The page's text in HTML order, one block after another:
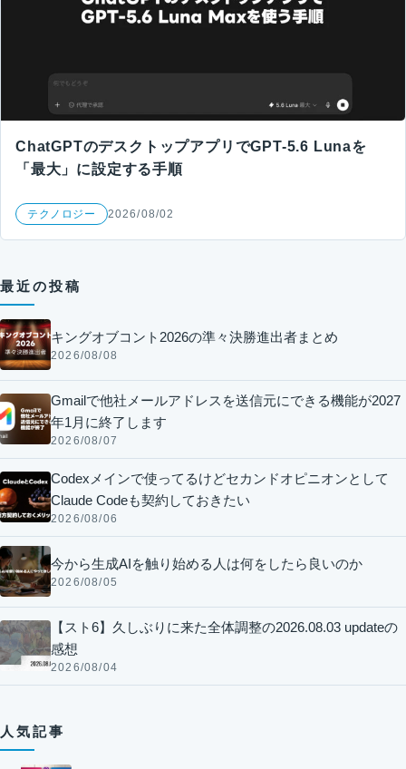
ChatGPTのデスクトップアプリでGPT-5.6 Lunaを
「最大」に設定する手順
テクノロジー 2026/08/02
最近の投稿
キングオブコント2026の準々決勝進出者まとめ
2026/08/08
Gmailで他社メールアドレスを送信元にできる機能が2027
年1月に終了します
2026/08/07
Codexメインで使ってるけどセカンドオピニオンとして
Claude Codeも契約しておきたい
2026/08/06
今から生成AIを触り始める人は何をしたら良いのか
2026/08/05
【スト6】久しぶりに来た全体調整の2026.08.03 updateの
感想
2026/08/04
人気記事